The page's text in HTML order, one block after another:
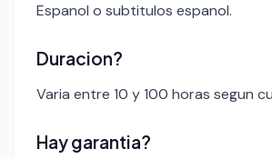
Espanol o subtitulos espanol.
Duracion?
Varia entre 10 y 100 horas segun
Hay garantia?